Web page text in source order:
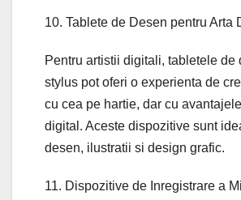
10. Tablete de Desen pentru Arta
Pentru artistii digitali, tabletele de
stylus pot oferi o experienta de
cu cea pe hartie, dar cu
digital. Aceste dispozitive sunt
desen, ilustratii si design grafic.
11. Dispozitive de Inregistrare a